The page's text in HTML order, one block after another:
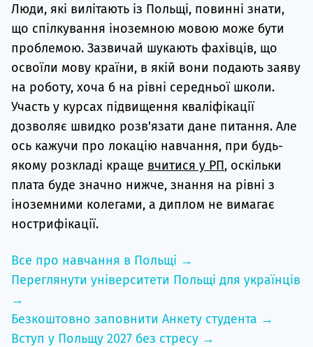
Люди, які вилітають із Польщі, повинні знати,
що спілкування іноземною мовою може бути
проблемою. Зазвичай шукають фахівців, що
освоїли мову країни, в якій вони подають заяву
на роботу, хоча б на рівні середньої школи.
Участь у курсах підвищення кваліфікації
дозволяє швидко розв'язати дане питання. Але
ось кажучи про локацію навчання, при будь-
якому розкладі краще вчитися у РП, оскільки
плата буде значно нижче, знання на рівні з
іноземними колегами, а диплом не вимагає
нострифікації.
Все про навчання в Польщі →
Переглянути університети Польщі для українців
→
Безкоштовно заповнити Анкету студента →
Вступ у Польщу 2027 без стресу →